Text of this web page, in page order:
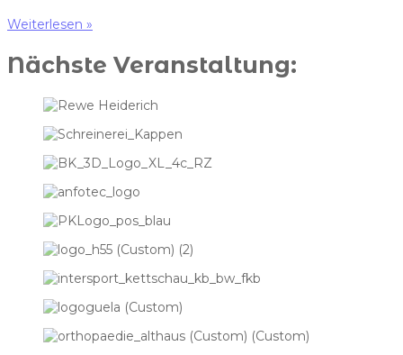
Weiterlesen »
Nächste Veranstaltung: